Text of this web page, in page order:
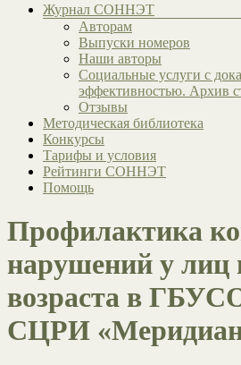
Журнал СОННЭТ
Авторам
Выпуски номеров
Наши авторы
Социальные услуги с
эффективностью. Архив
Отзывы
Методическая библиотека
Конкурсы
Тарифы и условия
Рейтинги СОННЭТ
Помощь
Профилактика
нарушений у лиц
возраста в
СЦРИ